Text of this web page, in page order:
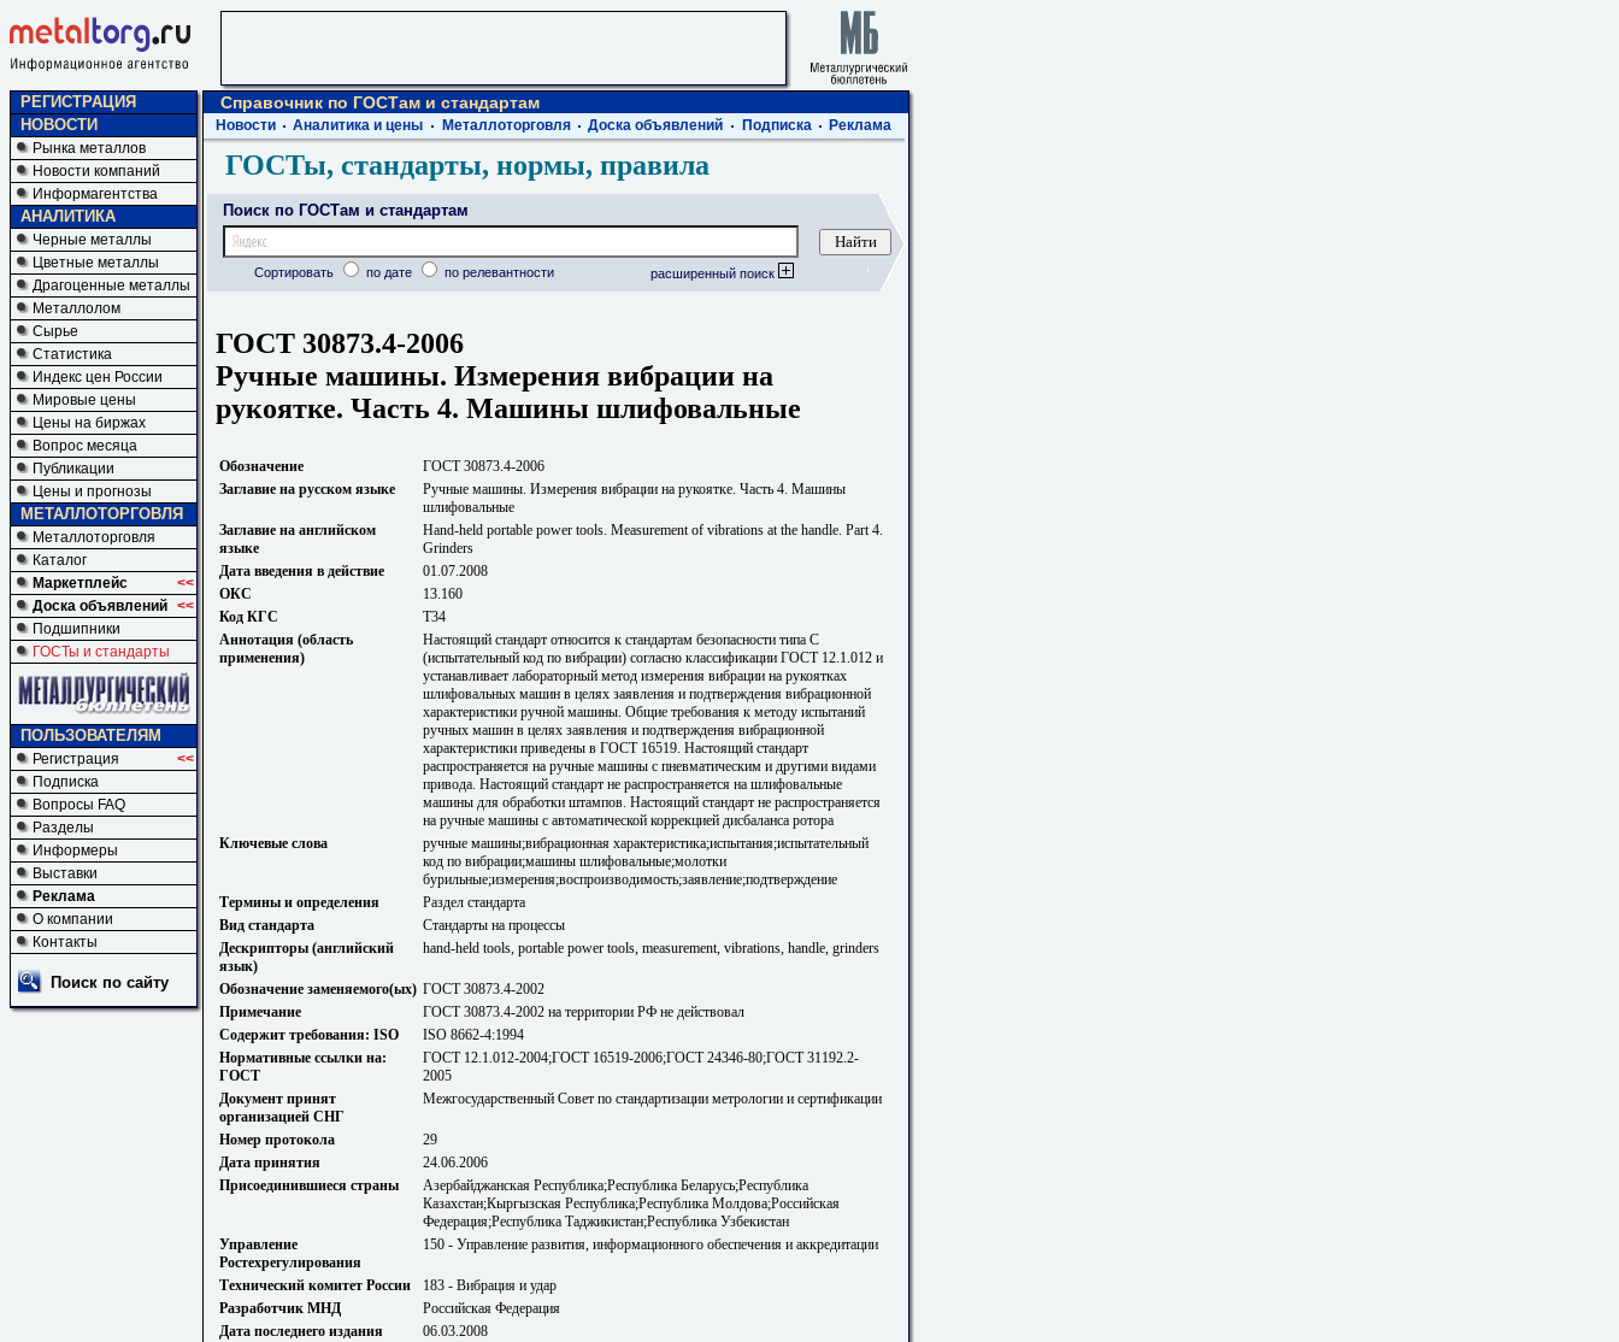
РЕГИСТРАЦИЯ
НОВОСТИ
Рынка металлов
Новости компаний
Информагентства
АНАЛИТИКА
Черные металлы
Цветные металлы
Драгоценные металлы
Металлолом
Сырье
Статистика
Индекс цен России
Мировые цены
Цены на биржах
Вопрос месяца
Публикации
Цены и прогнозы
МЕТАЛЛОТОРГОВЛЯ
Металлоторговля
Каталог
Маркетплейс
<<
Доска объявлений <<
Подшипники
ГОСТы и стандарты
ПОЛЬЗОВАТЕЛЯМ
Регистрация
<<
Подписка
Вопросы FAQ
Разделы
Информеры
Выставки
Реклама
О компании
Контакты
Поиск по сайту
Справочник по ГОСТам и стандартам
Новости Аналитика и цены Металлоторговля Доска объявлений Подписка Реклама
ГОСТы, стандарты, нормы, правила
Поиск по ГОСТам и стандартам
Сортировать по дате по релевантности расширенный поиск
ГОСТ 30873.4-2006
Ручные машины. Измерения вибрации на
рукоятке. Часть 4. Машины шлифовальные
Обозначение
ГОСТ 30873.4-2006
Заглавие на русском языке
Ручные машины. Измерения вибрации на рукоятке. Часть 4. Машины
шлифовальные
Заглавие на английском
языке
Hand-held portable power tools. Measurement of vibrations at the handle. Part 4.
Grinders
Дата введения в действие
01.07.2008
ОКС
13.160
Код КГС
Т34
Аннотация (область
применения)
Настоящий стандарт относится к стандартам безопасности типа С
(испытательный код по вибрации) согласно классификации ГОСТ 12.1.012 и
устанавливает лабораторный метод измерения вибрации на рукоятках
шлифовальных машин в целях заявления и подтверждения вибрационной
характеристики ручной машины. Общие требования к методу испытаний
ручных машин в целях заявления и подтверждения вибрационной
характеристики приведены в ГОСТ 16519. Настоящий стандарт
распространяется на ручные машины с пневматическим и другими видами
привода. Настоящий стандарт не распространяется на шлифовальные
машины для обработки штампов. Настоящий стандарт не распространяется
на ручные машины с автоматической коррекцией дисбаланса ротора
Ключевые слова
ручные машины;вибрационная характеристика;испытания;испытательный
код по вибрации;машины шлифовальные;молотки
бурильные;измерения;воспроизводимость;заявление;подтверждение
Термины и определения
Раздел стандарта
Вид стандарта
Стандарты на процессы
Дескрипторы (английский
язык)
hand-held tools, portable power tools, measurement, vibrations, handle, grinders
Обозначение заменяемого(ых) ГОСТ 30873.4-2002
Примечание
ГОСТ 30873.4-2002 на территории РФ не действовал
Содержит требования: ISO
ISO 8662-4:1994
Нормативные ссылки на:
ГОСТ
ГОСТ 12.1.012-2004;ГОСТ 16519-2006;ГОСТ 24346-80;ГОСТ 31192.2-
2005
Документ принят
организацией СНГ
Межгосударственный Совет по стандартизации метрологии и сертификации
Номер протокола
29
Дата принятия
24.06.2006
Присоединившиеся страны
Азербайджанская Республика;Республика Беларусь;Республика
Казахстан;Кыргызская Республика;Республика Молдова;Российская
Федерация;Республика Таджикистан;Республика Узбекистан
Управление
Ростехрегулирования
150 - Управление развития, информационного обеспечения и аккредитации
Технический комитет России
183 - Вибрация и удар
Разработчик МНД
Российская Федерация
Дата последнего издания
06.03.2008